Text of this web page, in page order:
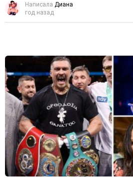
Написала Диана
год назад